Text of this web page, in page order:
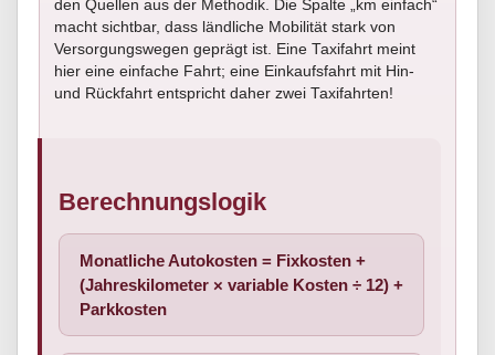
den Quellen aus der Methodik. Die Spalte „km einfach“
macht sichtbar, dass ländliche Mobilität stark von
Versorgungswegen geprägt ist. Eine Taxifahrt meint
hier eine einfache Fahrt; eine Einkaufsfahrt mit Hin-
und Rückfahrt entspricht daher zwei Taxifahrten!
Berechnungslogik
Monatliche Autokosten = Fixkosten +
(Jahreskilometer × variable Kosten ÷ 12) +
Parkkosten